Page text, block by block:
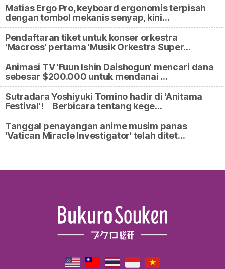
Matias Ergo Pro, keyboard ergonomis terpisah
dengan tombol mekanis senyap, kini…
Pendaftaran tiket untuk konser orkestra
'Macross' pertama 'Musik Orkestra Super…
Animasi TV 'Fuun Ishin Daishogun' mencari dana
sebesar $200.000 untuk mendanai …
Sutradara Yoshiyuki Tomino hadir di 'Anitama
Festival'! Berbicara tentang kege…
Tanggal penayangan anime musim panas
'Vatican Miracle Investigator' telah ditet…